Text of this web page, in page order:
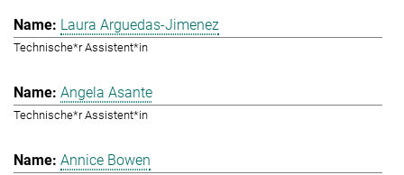
Laura Arguedas-Jimenez
Technische*r Assistent*in
Angela Asante
Technische*r Assistent*in
Annice Bowen